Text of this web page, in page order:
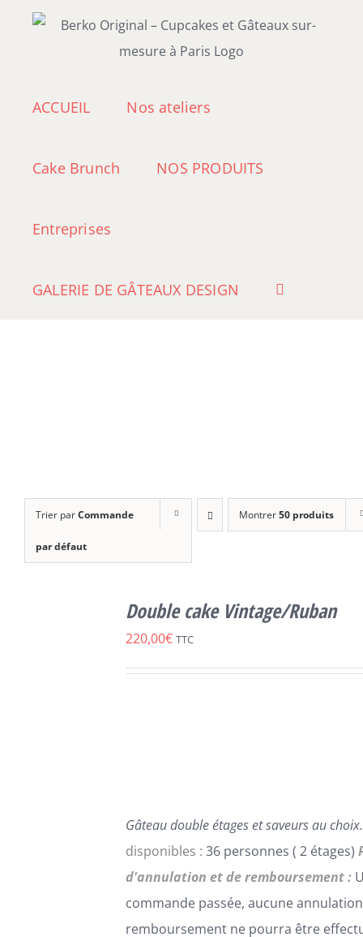
Passer
ACCUEIL Nos ateliers
Cake Brunch NOS PRODUITS
Entreprises
GALERIE DE GÂTEAUX DESIGN
Trier parCommande
par défaut
Montrer50 produits
Double cake Vintage/Ruban
220,00€ TTC
Gâteau double étages et saveurs au choix.
disponibles : 36 personnes ( 2 étages)
d'annulation et de remboursement :
commande passée, aucune
remboursement ne pourra être